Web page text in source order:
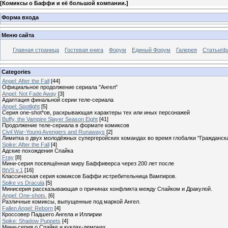
[Комиксы о Баффи и её большой компании.]
Форма входа
Меню сайта
Главная страница Гостевая книга Форум Единый Форум Галерея Статьи/
Categories
Angel: After the Fall [44]
Официальное продолжение сериала "Ангел"
Angel: Not Fade Away [3]
Адаптация финальной серии теле-сериала
Angel: Spotlight [5]
Серия one-shot*ов, раскрывающая характеры тех или иных персонажей
Buffy, the Vampire Slayer Season Eight [41]
Продолжение теле-сериала в формате комиксов
Civil War-Young Avengers and Runaways [2]
Лимитка о двух молодёжных супергеройских командах во время глобалки
Spike: After the Fall [4]
Адские похождения Спайка
Fray [8]
Мини-серия посвящённая миру Баффиверса через 200 лет после
BtVS v.1 [16]
Классическая серия комиксов Баффи истребительница Вампиров.
Spike vs Dracula [5]
Минисерия рассказывающая о причинах конфликта между Спайком и Дракулой.
Angel: One-shots. [6]
Различные комиксы, выпущенные под маркой Ангел.
Fallen Angel: Reborn [4]
Кроссовер Падшего Ангела и Иллирии
Spike: Shadow Puppets [4]